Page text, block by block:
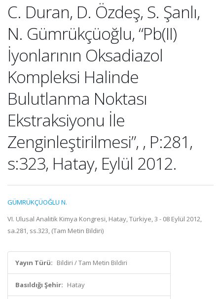
C. Duran, D. Özdeş, S. Şanlı,
N. Gümrükçüoğlu, “Pb(II)
İyonlarının Oksadiazol
Kompleksi Halinde
Bulutlanma Noktası
Ekstraksiyonu İle
Zenginleştirilmesi”, , P:281,
s:323, Hatay, Eylül 2012.
GÜMRÜKÇÜOĞLU N.
VI. Ulusal Analitik Kimya Kongresi, Hatay, Türkiye, 3 - 08 Eylül 2012,
sa.281, ss.323, (Tam Metin Bildiri)
Yayın Türü: Bildiri / Tam Metin Bildiri
Basıldığı Şehir: Hatay